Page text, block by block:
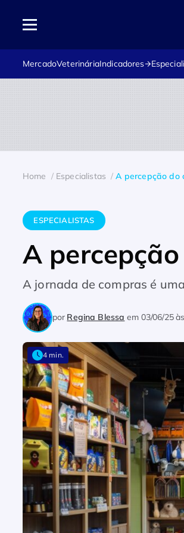
MercadoVeterináriaIndicadores
Home Especialistas A percepção do
ESPECIALISTAS
A
A jornada de compras é
por Regina Blessa em 03/06/25
4 min.